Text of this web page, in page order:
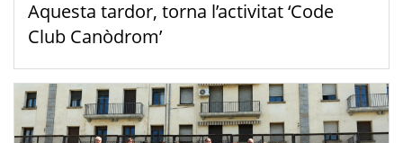
Aquesta tardor, torna l’activitat ‘Code
Club Canòdrom’